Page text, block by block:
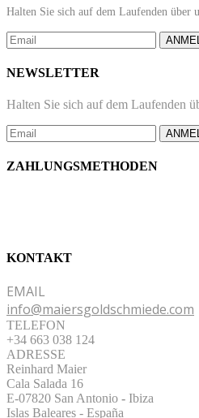
Halten Sie sich auf dem Laufenden über
NEWSLETTER
Halten Sie sich auf dem Laufenden
ZAHLUNGSMETHODEN
KONTAKT
EMAIL
info@maiersgoldschmiede.com
TELEFON
+34 663 038 124
ADRESSE
Reinhard Maier
Cala Salada 16
E-07820 San Antonio - Ibiza
Islas Baleares - España